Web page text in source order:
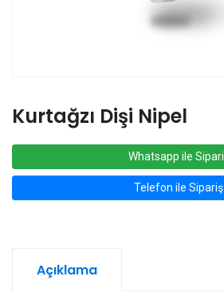
Kurtağzı Dişi Nipel
Whatsapp ile
Telefon ile Sipariş
Açıklama